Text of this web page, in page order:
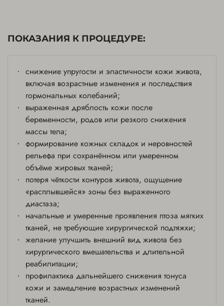
ПОКАЗАНИЯ К ПРОЦЕДУРЕ:
снижение упругости и эластичности кожи живота,
включая возрастные изменения и последствия
гормональных колебаний;
выраженная дряблость кожи после
беременности, родов или резкого снижения
массы тела;
формирование кожных складок и неровностей
рельефа при сохранённом или умеренном
объёме жировых тканей;
потеря чёткости контуров живота, ощущение
«расплывшейся» зоны без выраженного
диастаза;
начальные и умеренные проявления птоза мягких
тканей, не требующие хирургической подтяжки;
желание улучшить внешний вид живота без
хирургического вмешательства и длительной
реабилитации;
профилактика дальнейшего снижения тонуса
кожи и замедление возрастных изменений
тканей.